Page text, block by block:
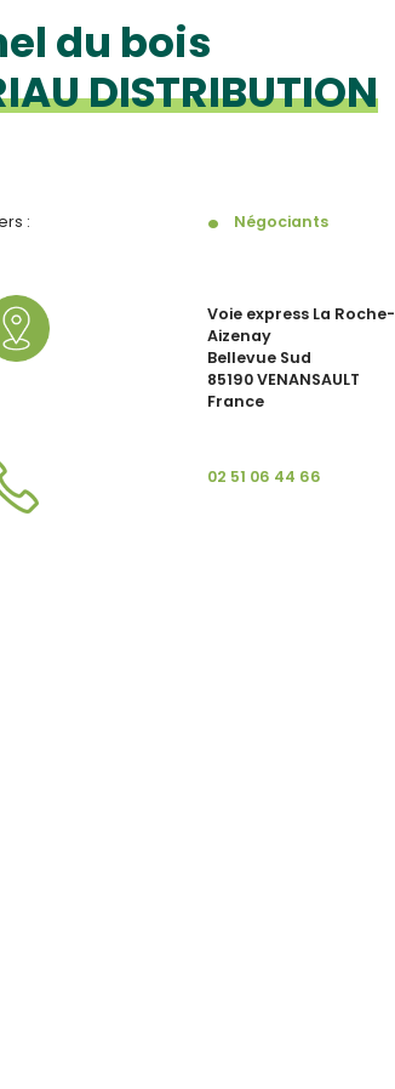
du bois
DISTRIBUTION
: Négociants
Voie express La Roche-
Aizenay
Bellevue Sud
85190 VENANSAULT
France
02 51 06 44 66